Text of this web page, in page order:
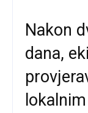
Nakon
dana,